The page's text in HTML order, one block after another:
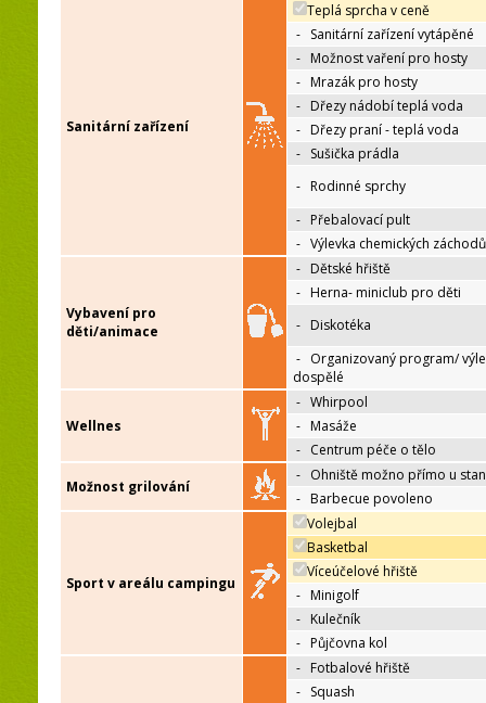
Sanitární zařízení
Teplá sprcha v ceně
- Sanitární zařízení vytápěné
- Možnost vaření pro hosty
- Mrazák pro hosty
- Dřezy nádobí teplá voda
- Dřezy praní - teplá voda
- Sušička prádla
- Rodinné sprchy
- Přebalovací pult
- Výlevka chemických záchodů
Vybavení pro
děti/animace
- Dětské hřiště
- Herna- miniclub pro děti
- Diskotéka
- Organizovaný program/
dospělé
Wellnes
- Whirpool
- Masáže
- Centrum péče o tělo
Možnost grilování
- Ohniště možno přímo u
- Barbecue povoleno
Sport v areálu campingu
Volejbal
Basketbal
Víceúčelové hřiště
- Minigolf
- Kulečník
- Půjčovna kol
- Fotbalové hřiště
- Squash